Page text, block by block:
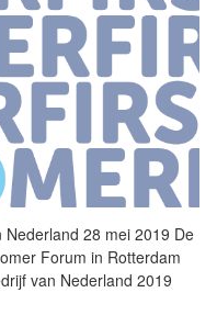
Nederland 28 mei 2019 De
Forum in Rotterdam
van Nederland 2019